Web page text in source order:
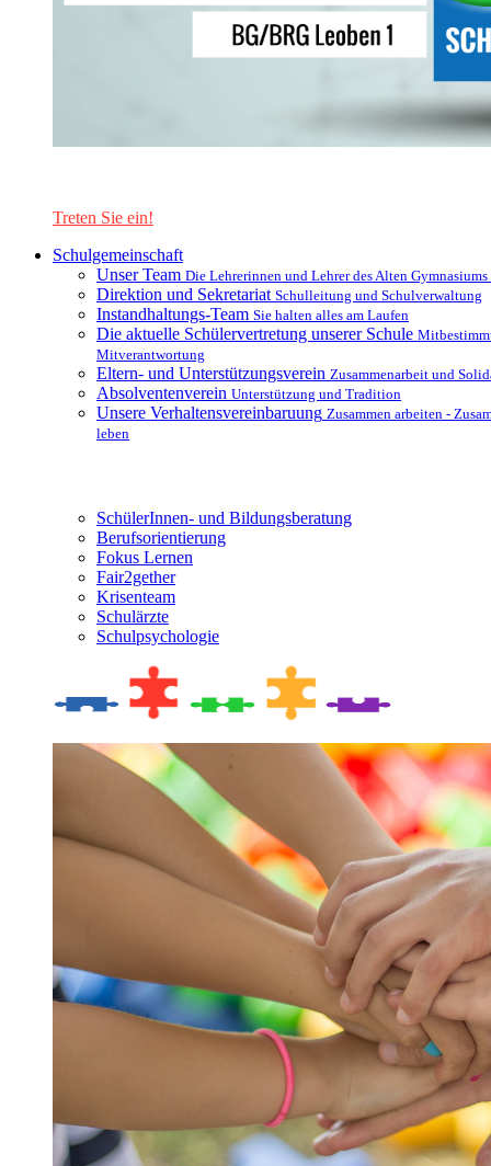
Treten Sie ein!
Schulgemeinschaft
Unser Team Die Lehrerinnen und Lehrer des Alten
Direktion und Sekretariat Schulleitung und Schulverwaltung
Instandhaltungs-Team Sie halten alles am Laufen
Die aktuelle Schülervertretung unserer Schule
Mitverantwortung
Eltern- und Unterstützungsverein Zusammenarbeit und
Absolventenverein Unterstützung und Tradition
Unsere Verhaltensvereinbaruung Zusammen arbeiten -
leben
SchülerInnen- und Bildungsberatung
Berufsorientierung
Fokus Lernen
Fair2gether
Krisenteam
Schulärzte
Schulpsychologie